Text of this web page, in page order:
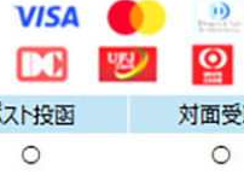
ュートン